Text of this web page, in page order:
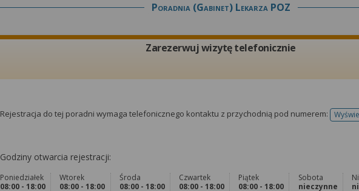
Poradnia (gabinet) Lekarza POZ
Zarezerwuj wizytę telefonicznie
Rejestracja do tej poradni wymaga telefonicznego kontaktu z przychodnią pod numerem:
Godziny otwarcia rejestracji:
Poniedziałek
08:00 - 18:00
Wtorek
08:00 - 18:00
Środa
08:00 - 18:00
Czwartek
08:00 - 18:00
Piątek
08:00 - 18:00
Sobota
nieczynne